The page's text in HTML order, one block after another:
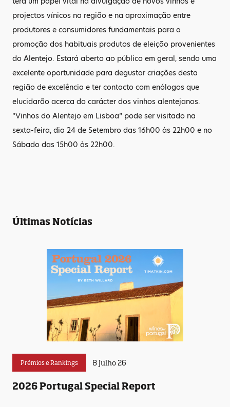
projectos vínicos na região e na aproximação entre
produtores e consumidores fundamentais para a
promoção dos habituais produtos de eleição provenientes
do Alentejo. Estará aberto ao público em geral, sendo uma
excelente oportunidade para degustar criações desta
região de excelência e ter contacto com enólogos que
elucidarão acerca do carácter dos vinhos alentejanos.
“Vinhos do Alentejo em Lisboa” pode ser visitado na
sexta-feira, dia 24 de Setembro das 16h00 às 22h00 e no
Sábado das 15h00 às 22h00.
Últimas Notícias
Prémios e Rankings 8 Julho 26
2026 Portugal Special Report